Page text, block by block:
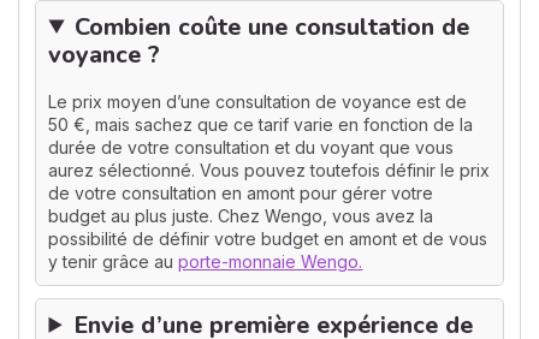
Combien coûte une consultation de
voyance ?
Le prix moyen d’une consultation de voyance est de
50 €, mais sachez que ce tarif varie en fonction de la
durée de votre consultation et du voyant que vous
aurez sélectionné. Vous pouvez toutefois définir le prix
de votre consultation en amont pour gérer votre
budget au plus juste. Chez Wengo, vous avez la
possibilité de définir votre budget en amont et de vous
y tenir grâce auporte-monnaie Wengo.
Envie d’une première expérience de